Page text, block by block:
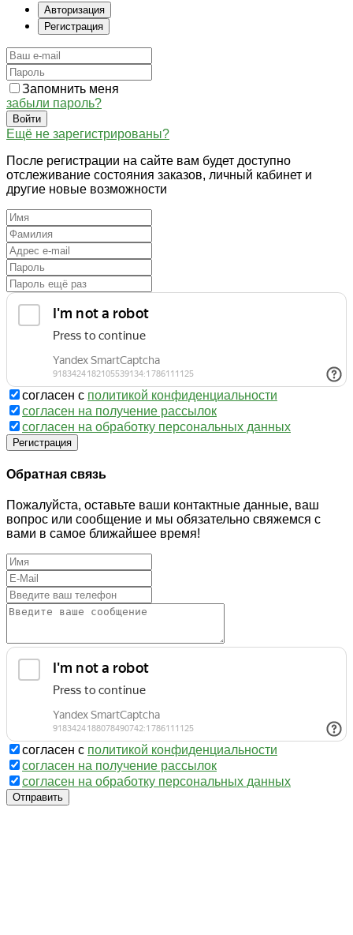
Авторизация
Регистрация
Запомнить меня
забыли пароль?
Войти
Ещё не зарегистрированы?
После регистрации на сайте вам будет доступно
отслеживание состояния заказов, личный кабинет и
другие новые возможности
согласен с политикой конфиденциальности
согласен на получение рассылок
согласен на обработку персональных данных
Регистрация
Обратная связь
Пожалуйста, оставьте ваши контактные данные, ваш
вопрос или сообщение и мы обязательно свяжемся с
вами в самое ближайшее время!
согласен с политикой конфиденциальности
согласен на получение рассылок
согласен на обработку персональных данных
Отправить